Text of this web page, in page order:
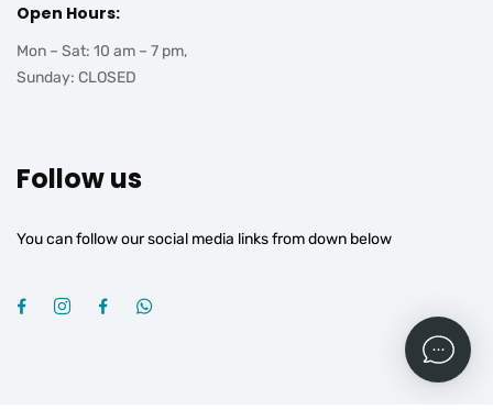
Open Hours:
Mon – Sat: 10 am – 7 pm,
Sunday: CLOSED
Follow us
You can follow our social media links from down below